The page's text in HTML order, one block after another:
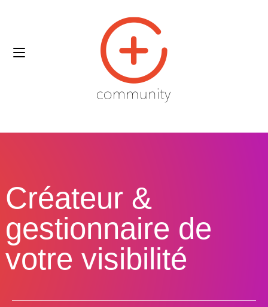
Créateur &
gestionnaire de
votre visibilité​